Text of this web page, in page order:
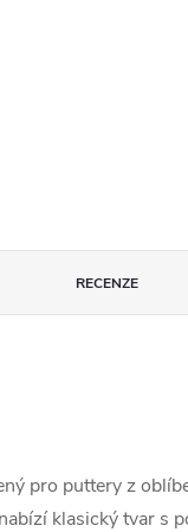
RECENZE
pro puttery z
klasický tvar s